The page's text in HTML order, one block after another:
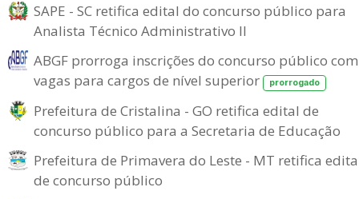
SAPE - SC retifica edital do concurso público para
Analista Técnico Administrativo II
ABGF prorroga inscrições do concurso público com
vagas para cargos de nível superior
prorrogado
Prefeitura de Cristalina - GO retifica edital de
concurso público para a Secretaria de Educação
Prefeitura de Primavera do Leste - MT retifica
de concurso público